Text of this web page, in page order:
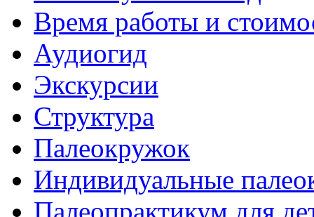
Время работы и
Аудиогид
Экскурсии
Структура
Палеокружок
Индивидуальные
Палеопрактикум для